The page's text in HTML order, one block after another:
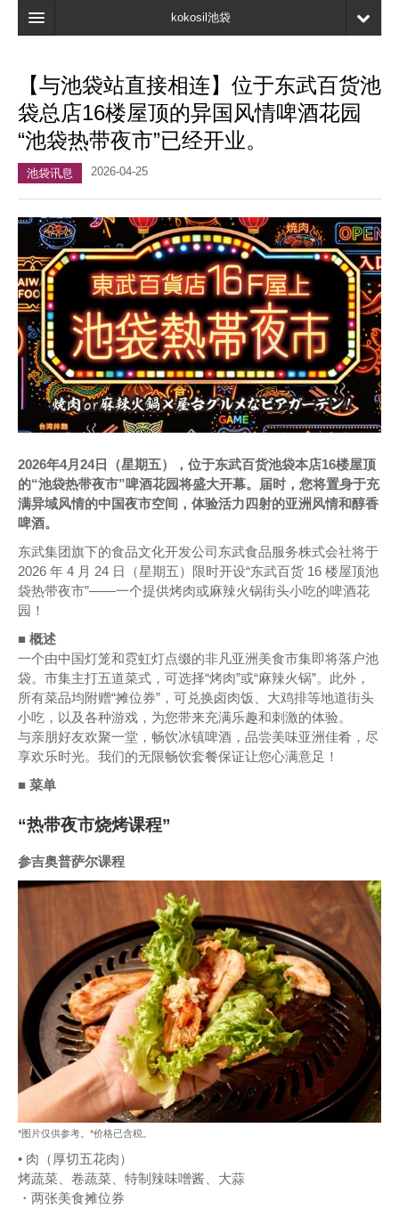
kokosil池袋
地图
最新信息
口碑
我的页面
书签
【与池袋站直接相连】位于东武百货池
袋总店16楼屋顶的异国风情啤酒花园
“池袋热带夜市”已经开业。
池袋讯息 2026-04-25
2026年4月24日（星期五），位于东武百货池袋本店16楼屋顶
的“池袋热带夜市”啤酒花园将盛大开幕。届时，您将置身于充
满异域风情的中国夜市空间，体验活力四射的亚洲风情和醇香
啤酒。
东武集团旗下的食品文化开发公司东武食品服务株式会社将于
2026 年 4 月 24 日（星期五）限时开设“东武百货 16 楼屋顶池
袋热带夜市”——一个提供烤肉或麻辣火锅街头小吃的啤酒花
园！
■ 概述
一个由中国灯笼和霓虹灯点缀的非凡亚洲美食市集即将落户池
袋。市集主打五道菜式，可选择“烤肉”或“麻辣火锅”。此外，
所有菜品均附赠“摊位券”，可兑换卤肉饭、大鸡排等地道街头
小吃，以及各种游戏，为您带来充满乐趣和刺激的体验。
与亲朋好友欢聚一堂，畅饮冰镇啤酒，品尝美味亚洲佳肴，尽
享欢乐时光。我们的无限畅饮套餐保证让您心满意足！
■ 菜单
“热带夜市烧烤课程”
参吉奥普萨尔课程
*图片仅供参考。*价格已含税。
• 肉（厚切五花肉）
烤蔬菜、卷蔬菜、特制辣味噌酱、大蒜
・两张美食摊位券